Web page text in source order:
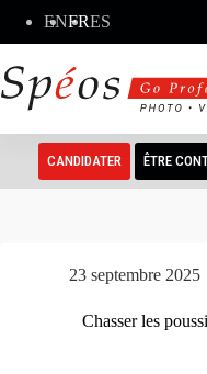
contenu
ENFRES
CANDIDATER ÊTRE
23 septembre 2025
Chasser les